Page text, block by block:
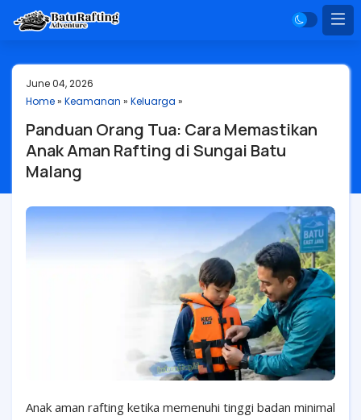
June 04, 2026
Home» Keamanan » Keluarga »
Panduan Orang Tua: Cara Memastikan
Anak Aman Rafting di Sungai Batu
Malang
Anak aman rafting ketika memenuhi tinggi badan minimal